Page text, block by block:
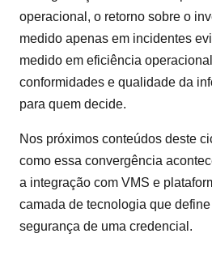
operacional, o retorno sobre o
medido apenas em incidentes
medido em eficiência
conformidades e qualidade da
para quem decide.
Nos próximos conteúdos deste
como essa convergência
a integração com VMS e
camada de tecnologia que
segurança de uma credencial.